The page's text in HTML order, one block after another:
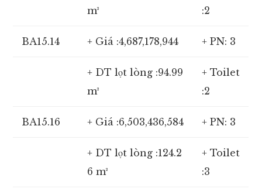
m²
:2
BA15.14 + Giá :4,687,178,944 + PN: 3
+ DT lọt lòng :94.99
m²
+ Toilet
:2
BA15.16 + Giá :6,503,436,584 + PN: 3
+ DT lọt lòng :124.2
6 m²
+ Toilet
:3